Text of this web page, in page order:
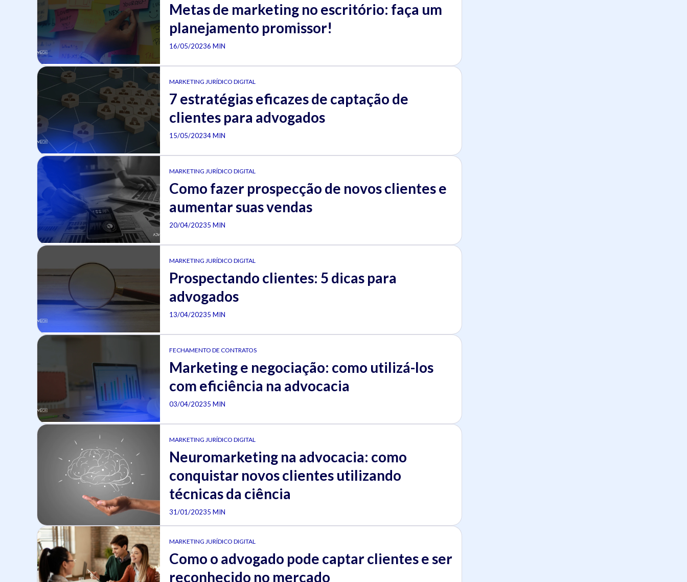
Metas de marketing no escritório: faça um
planejamento promissor!
16/05/20236 MIN
MARKETING JURÍDICO DIGITAL
7 estratégias eficazes de captação de
clientes para advogados
15/05/20234 MIN
MARKETING JURÍDICO DIGITAL
Como fazer prospecção de novos clientes e
aumentar suas vendas
20/04/20235 MIN
MARKETING JURÍDICO DIGITAL
Prospectando clientes: 5 dicas para
advogados
13/04/20235 MIN
FECHAMENTO DE CONTRATOS
Marketing e negociação: como utilizá-los
com eficiência na advocacia
03/04/20235 MIN
MARKETING JURÍDICO DIGITAL
Neuromarketing na advocacia: como
conquistar novos clientes utilizando
técnicas da ciência
31/01/20235 MIN
MARKETING JURÍDICO DIGITAL
Como o advogado pode captar clientes e ser
reconhecido no mercado